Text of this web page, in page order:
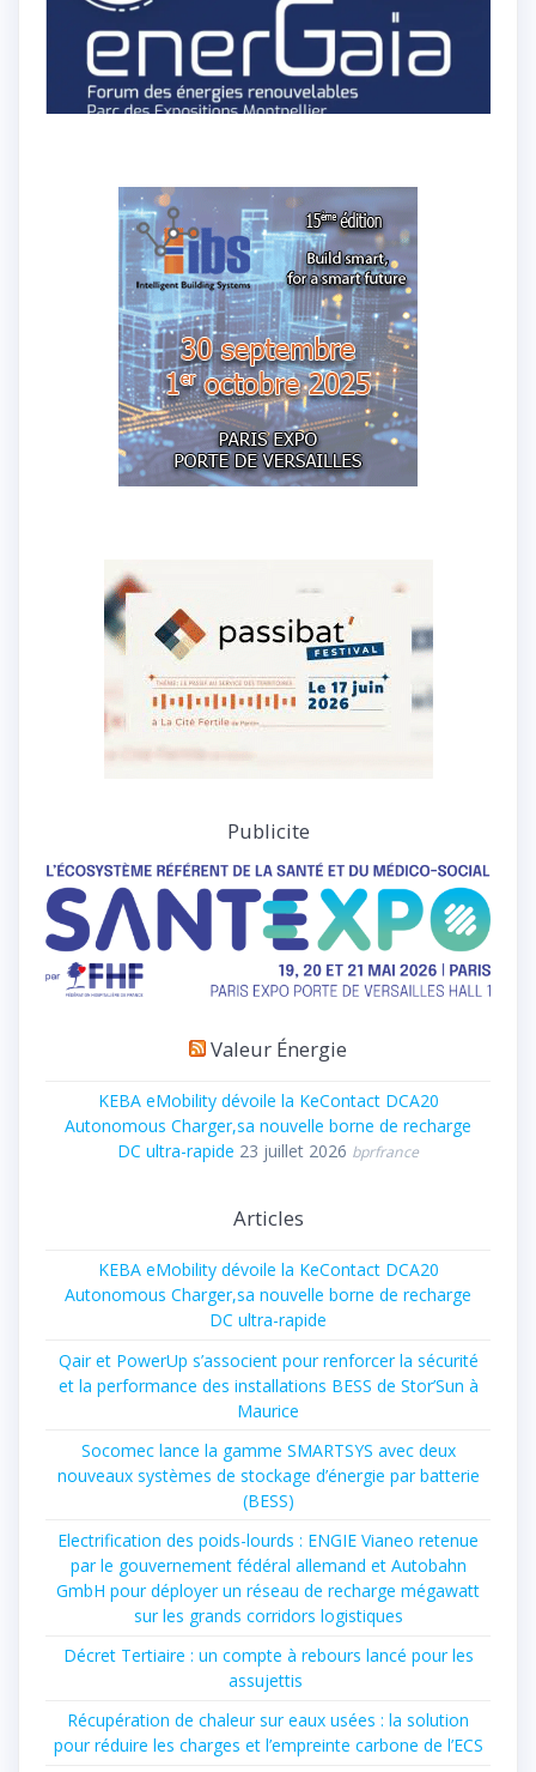
Publicite
Valeur Énergie
KEBA eMobility dévoile la KeContact DCA20
Autonomous Charger,sa nouvelle borne de recharge
DC ultra-rapide 23 juillet 2026 bprfrance
Articles
KEBA eMobility dévoile la KeContact DCA20
Autonomous Charger,sa nouvelle borne de recharge
DC ultra-rapide
Qair et PowerUp s’associent pour renforcer la sécurité
et la performance des installations BESS de Stor’Sun à
Maurice
Socomec lance la gamme SMARTSYS avec deux
nouveaux systèmes de stockage d’énergie par batterie
(BESS)
Electrification des poids-lourds : ENGIE Vianeo retenue
par le gouvernement fédéral allemand et Autobahn
GmbH pour déployer un réseau de recharge mégawatt
sur les grands corridors logistiques
Décret Tertiaire : un compte à rebours lancé pour les
assujettis
Récupération de chaleur sur eaux usées : la solution
pour réduire les charges et l’empreinte carbone de l’ECS